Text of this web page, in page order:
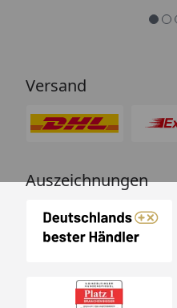
Versand
Auszeichnungen